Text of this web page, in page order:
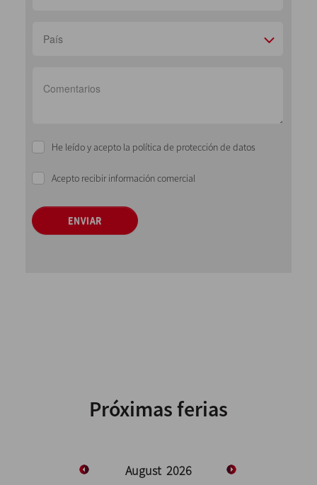
País
He leído y acepto la política de protección de datos
Acepto recibir información comercial
ENVIAR
Próximas ferias
August 2026